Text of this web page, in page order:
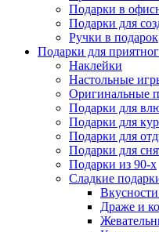
Подарки в
Подарки для
Ручки в подарок
Подарки для
Наклейки
Настольные
Оригинальные
Подарки для
Подарки для
Подарки для
Подарки для
Подарки из 90-х
Сладкие
Драже и